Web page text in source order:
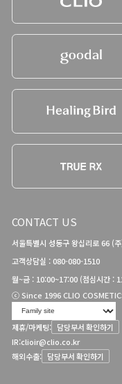
CONTACT US
서울특별시 성동구 왕십리로 66 (
고객상담실 : 080-080-1510
월~금 : 10:00~17:00 (점심시간 :
ⓒ Since 1996 CLIO
제휴/마케팅: 담당부서 확인하기
IR:clioir@clio.co.kr
해외수출: 담당부서 확인하기